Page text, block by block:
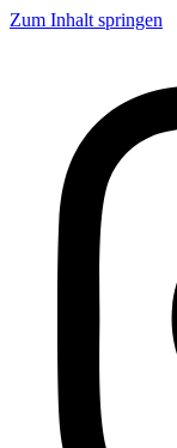
Zum Inhalt springen